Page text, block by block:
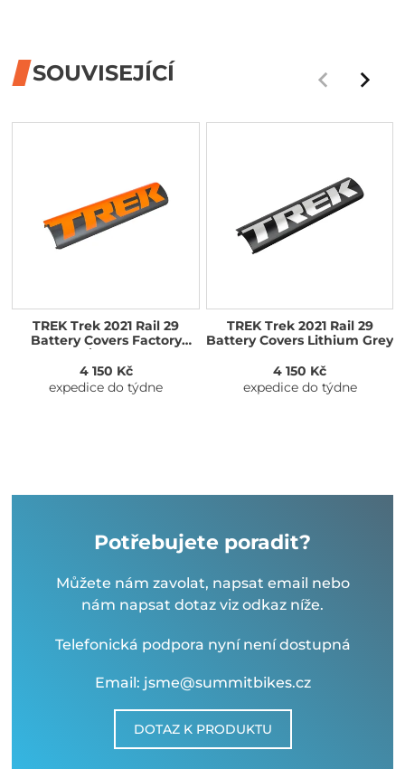
SOUVISEJÍCÍ
TREK Trek 2021 Rail 29
Battery Covers Factory
4 150 Kč
expedice do týdne
TREK Trek 2021 Rail 29
Battery Covers Lithium Grey
4 150 Kč
expedice do týdne
Potřebujete poradit?
Můžete nám zavolat, napsat email nebo
nám napsat dotaz viz odkaz níže.
Telefonická podpora nyní není dostupná
Email: jsme@summitbikes.cz
DOTAZ K PRODUKTU